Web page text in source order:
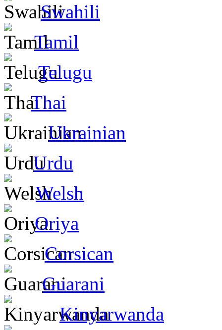
Swahili
Tamil
Telugu
Thai
Ukrainian
Urdu
Welsh
Oriya
Corsican
Guarani
Kinyarwanda